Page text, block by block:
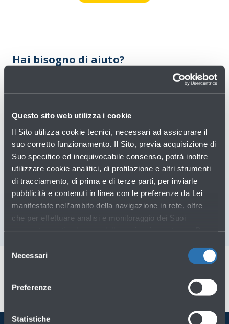
Questo sito web utilizza i cookie
Il Sito utilizza cookie tecnici, necessari ad assicurare il
suo corretto funzionamento. Il Sito, previa acquisizione di
Suo specifico ed inequivocabile consenso, potrà inoltre
utilizzare cookie analitici, di profilazione e altri strumenti
di tracciamento, di prima e di terze parti, per inviarle
pubblicità e contenuti in linea con le preferenze da Lei
manifestate nell’ambito della navigazione in rete, oltre
che per effettuare analisi e monitoraggio dei Suoi
tracciamento in funzione sul Sito, La preghiamo di
delNecessari
Preferenze
Statistiche
Hai bisogno di aiuto?
Consulta le condizioni di vendita
Ti potrebbero servire
Assistenza clienti →
Scrivici per info o reclami→